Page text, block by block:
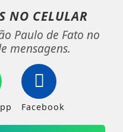
NO CELULAR
Paulo de Fato no
mensagens.
Facebook